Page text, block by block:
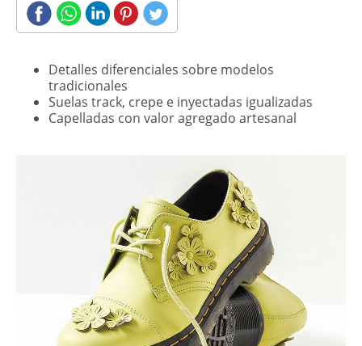
Detalles diferenciales sobre modelos
tradicionales
Suelas track, crepe e inyectadas igualizadas
Capelladas con valor agregado artesanal